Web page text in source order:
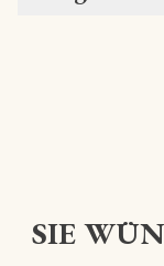
SIE